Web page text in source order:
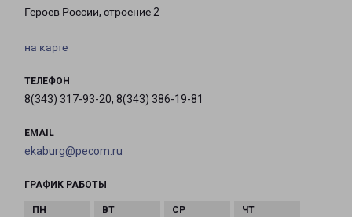
Героев России, строение 2
на карте
ТЕЛЕФОН
8(343) 317-93-20, 8(343) 386-19-81
EMAIL
ekaburg@pecom.ru
ГРАФИК РАБОТЫ